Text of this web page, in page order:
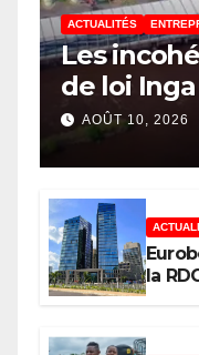
ACTUALITÉS
Les
de loi
création
législateur
AOÛT 10, 2026
la